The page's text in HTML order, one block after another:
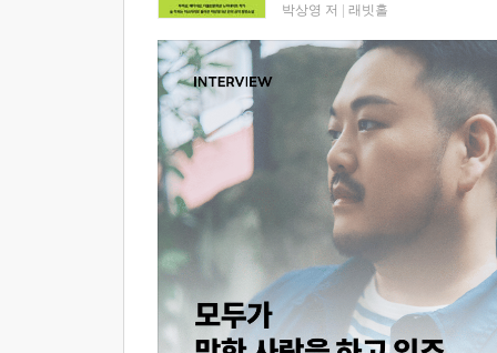
박상영 저 래빗홀